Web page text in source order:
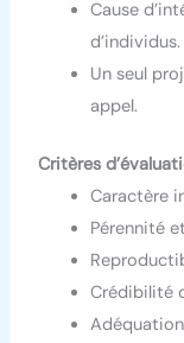
Cause
d’individus.
Un seul
appel.
Critères
Caractère
Pérennité
Crédibilité